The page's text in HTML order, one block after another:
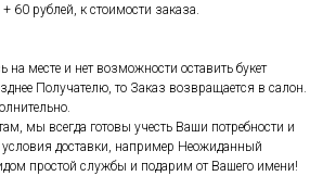
60 рублей, к стоимости заказа.
на месте и нет возможности оставить букет
Получателю, то Заказ возвращается в салон.
мы всегда готовы учесть Ваши потребности и
доставки, например Неожиданный
простой службы и подарим от Вашего имени!